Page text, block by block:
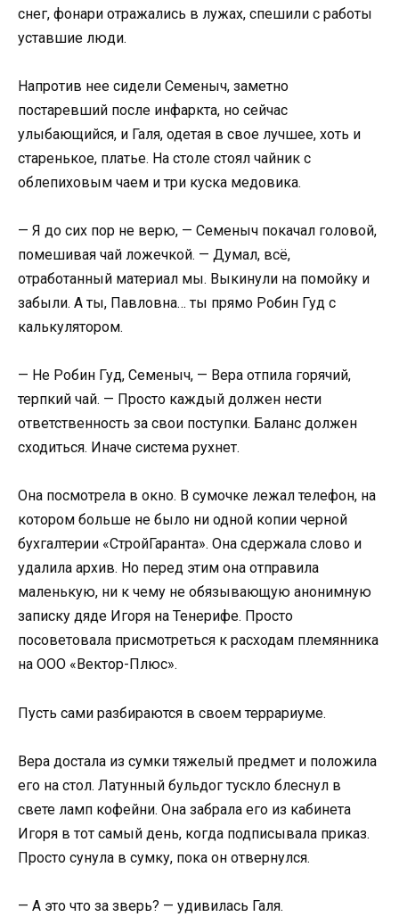
снег, фонари отражались в лужах, спешили с работы
уставшие люди.
Напротив нее сидели Семеныч, заметно
постаревший после инфаркта, но сейчас
улыбающийся, и Галя, одетая в свое лучшее, хоть и
старенькое, платье. На столе стоял чайник с
облепиховым чаем и три куска медовика.
— Я до сих пор не верю, — Семеныч покачал головой,
помешивая чай ложечкой. — Думал, всё,
отработанный материал мы. Выкинули на помойку и
забыли. А ты, Павловна… ты прямо Робин Гуд с
калькулятором.
— Не Робин Гуд, Семеныч, — Вера отпила горячий,
терпкий чай. — Просто каждый должен нести
ответственность за свои поступки. Баланс должен
сходиться. Иначе система рухнет.
Она посмотрела в окно. В сумочке лежал телефон, на
котором больше не было ни одной копии черной
бухгалтерии «СтройГаранта». Она сдержала слово и
удалила архив. Но перед этим она отправила
маленькую, ни к чему не обязывающую анонимную
записку дяде Игоря на Тенерифе. Просто
посоветовала присмотреться к расходам племянника
на ООО «Вектор-Плюс».
Пусть сами разбираются в своем террариуме.
Вера достала из сумки тяжелый предмет и положила
его на стол. Латунный бульдог тускло блеснул в
свете ламп кофейни. Она забрала его из кабинета
Игоря в тот самый день, когда подписывала приказ.
Просто сунула в сумку, пока он отвернулся.
— А это что за зверь? — удивилась Галя.